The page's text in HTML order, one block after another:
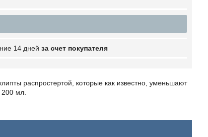
14 дней за счет покупателя
распростертой, которые как известно, уменьшают
мл.